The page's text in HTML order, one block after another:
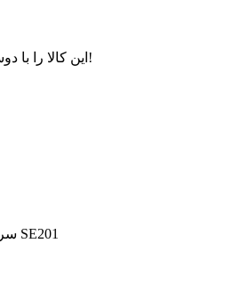
این کالا را با دوستان خود به اشتراک بگذارید!
سرویس جواهری نقره زنانه کد SE201